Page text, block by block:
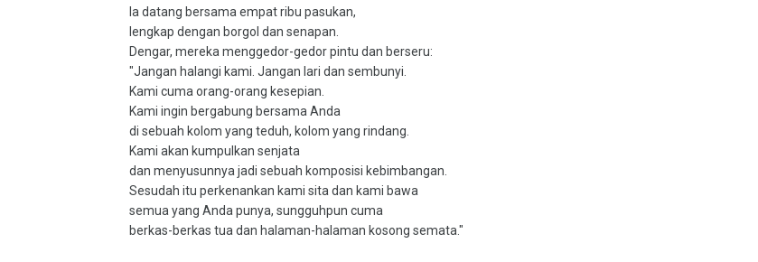
Ia datang bersama empat ribu pasukan,
lengkap dengan borgol dan senapan.
Dengar, mereka menggedor-gedor pintu dan berseru:
"Jangan halangi kami. Jangan lari dan sembunyi.
Kami cuma orang-orang kesepian.
Kami ingin bergabung bersama Anda
di sebuah kolom yang teduh, kolom yang rindang.
Kami akan kumpulkan senjata
dan menyusunnya jadi sebuah komposisi kebimbangan.
Sesudah itu perkenankan kami sita dan kami bawa
semua yang Anda punya, sungguhpun cuma
berkas-berkas tua dan halaman-halaman kosong semata."